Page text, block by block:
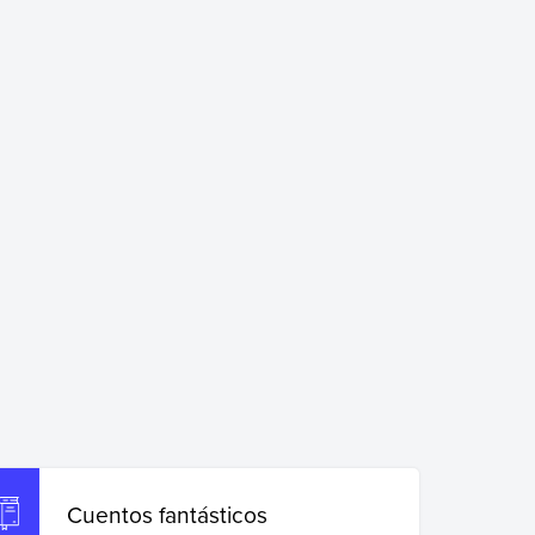
Cuentos fantásticos